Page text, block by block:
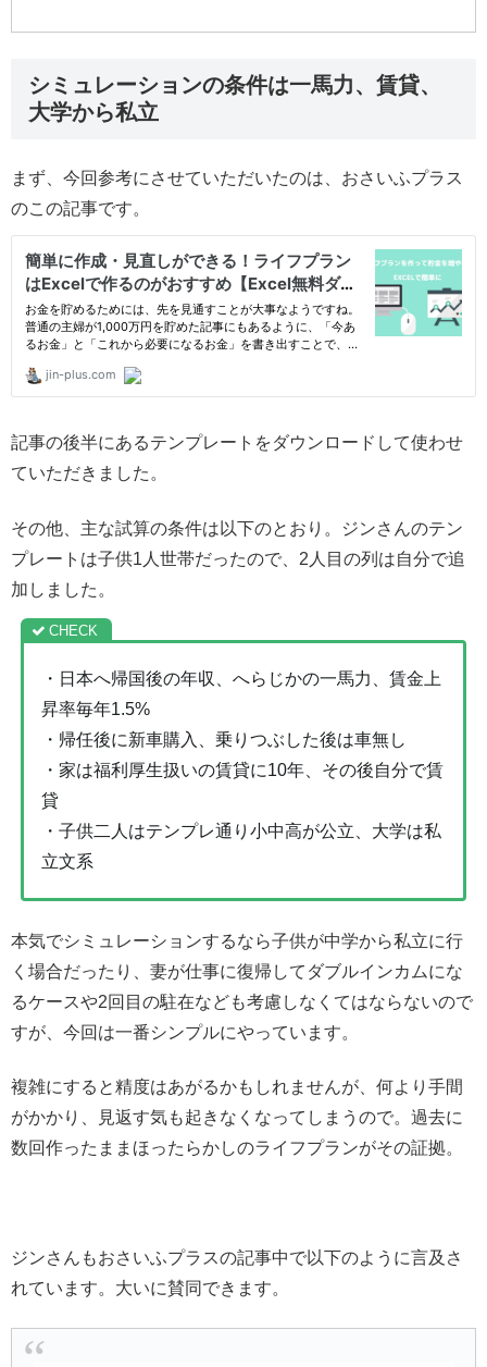
シミュレーションの条件は一馬力、賃貸、
大学から私立
まず、今回参考にさせていただいたのは、おさいふプラス
のこの記事です。
記事の後半にあるテンプレートをダウンロードして使わせ
ていただきました。
その他、主な試算の条件は以下のとおり。ジンさんのテン
プレートは子供1人世帯だったので、2人目の列は自分で追
加しました。
・日本へ帰国後の年収、へらじかの一馬力、賃金上
昇率毎年1.5%
・帰任後に新車購入、乗りつぶした後は車無し
・家は福利厚生扱いの賃貸に10年、その後自分で賃
貸
・子供二人はテンプレ通り小中高が公立、大学は私
立文系
本気でシミュレーションするなら子供が中学から私立に行
く場合だったり、妻が仕事に復帰してダブルインカムにな
るケースや2回目の駐在なども考慮しなくてはならないので
すが、今回は一番シンプルにやっています。
複雑にすると精度はあがるかもしれませんが、何より手間
がかかり、見返す気も起きなくなってしまうので。過去に
数回作ったままほったらかしのライフプランがその証拠。
ジンさんもおさいふプラスの記事中で以下のように言及さ
れています。大いに賛同できます。